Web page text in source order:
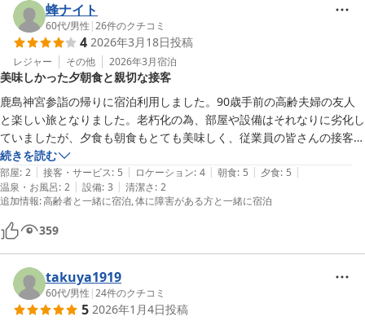
蜂ナイト
60代/男性 |26件のクチコミ
4 2026年3月18日投稿
レジャー その他 2026年3月宿泊
美味しかった夕朝食と親切な接客
鹿島神宮参詣の帰りに宿泊利用しました。90歳手前の高齢夫婦の友人
と楽しい旅となりました。老朽化の為、部屋や設備はそれなりに劣化し
ていましたが、夕食も朝食もとても美味しく、従業員の皆さんの接客態
度もとてもよくて、みんなが大変喜んで気持ちの良い宿泊となりまし
た。
ホテルで一番お若いという女性従業員の方の笑顔、食堂でとても親しく
笑顔で接客いただいた従業員の方、特に印象に残りました。ありがとう
ございました。
続きを読む
部屋: 2 | 接客・サービス: 5 | ロケーション: 4 | 朝食: 5 | 夕食: 5 |
温泉・お風呂: 2 | 設備: 3 | 清潔さ: 2
追加情報:高齢者と一緒に宿泊 体に障害がある方と一緒に宿泊
359
takuya1919
60代/男性 |24件のクチコミ
5 2026年1月4日投稿